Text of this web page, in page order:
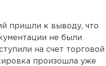
пришли к выводу, что
не были
на счет торговой
произошла уже